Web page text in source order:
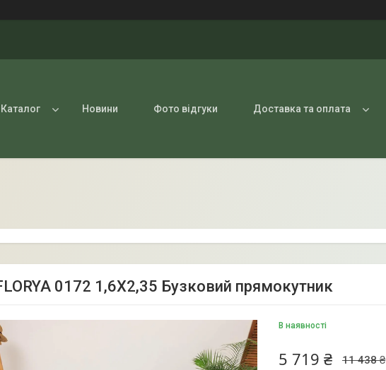
Каталог Новини Фото відгуки Доставка та оплата
0172 1,6Х2,35 Бузковий прямокутник
В наявності
11 438 ₴
5 719 ₴